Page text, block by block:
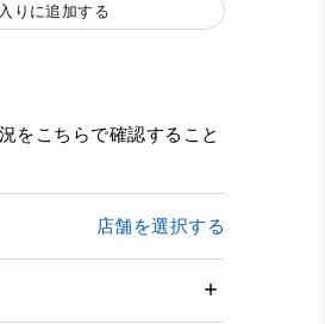
りに追加する
をこちらで確認すること
店舗を選択する